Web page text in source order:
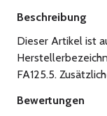
Beschreibung
Dieser Artikel ist
FA125.5.
Bewertungen